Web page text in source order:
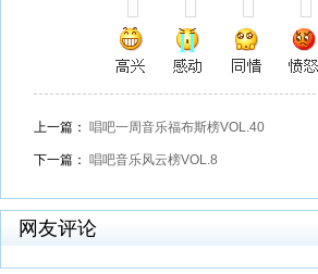
上一篇： 唱吧一周音乐福布斯榜VOL.40
下一篇： 唱吧音乐风云榜VOL.8
网友评论